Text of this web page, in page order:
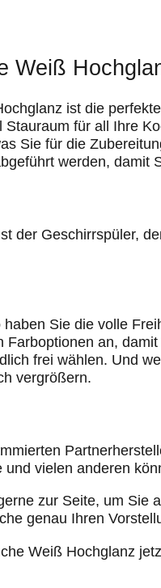
Weiß
ist die
für all Ihre
Sie für die
werden, damit
der Geschirrspüler,
Sie die volle
an,
frei wählen. Und
vergrößern.
vielen anderen
zur Seite, um
genau Ihren
Weiß Hochglanz